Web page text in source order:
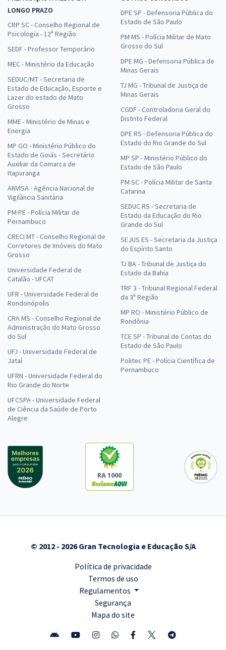
LONGO PRAZO
CRP SC - Conselho Regional de
Psicologia - 12ª Região
SEDF - Professor Temporário
MEC - Ministério da Educação
SEDUC/MT - Secretaria de
Estado de Educação, Esporte e
Lazer do estado de Mato
Grosso
MME - Ministério de Minas e
Energia
MP GO - Ministério Público do
Estado de Goiás - Secretário
Auxiliar da Comarca de
Itapuranga
ANVISA - Agência Nacional de
Vigilância Sanitária
PM PE - Polícia Militar de
Pernambuco
CRECI MT - Conselho Regional de
Corretores de Imóveis do Mato
Grosso
Universidade Federal de
Catalão - UFCAT
UFR - Universidade Federal de
Rondonópolis
CRA MS - Conselho Regional de
Administração do Mato Grosso
do Sul
UFJ - Universidade Federal de
Jataí
UFRN - Universidade Federal do
Rio Grande do Norte
UFCSPA - Universidade Federal
de Ciência da Saúde de Porto
Alegre
DPE SP - Defensoria Pública do
Estado de São Paulo
PM MS - Polícia Militar de Mato
Grosso do Sul
DPE MG - Defensoria Pública de
Minas Gerais
TJ MG - Tribunal de Justiça de
Minas Gerais
CGDF - Controladoria Geral do
Distrito Federal
DPE RS - Defensoria Pública do
Estado do Rio Grande do Sul
MP SP - Ministério Público do
Estado de São Paulo
PM SC - Polícia Militar de Santa
Catarina
SEDUC RS - Secretaria de
Estado da Educação do Rio
Grande do Sul
SEJUS ES - Secretaria da Justiça
do Espírito Santo
TJ BA - Tribunal de Justiça do
Estado da Bahia
TRF 3 - Tribunal Regional Federal
da 3ª Região
MP RO - Ministério Público de
Rondônia
TCE SP - Tribunal de Contas do
Estado de São Paulo
Politec PE - Polícia Científica de
Pernambuco
RA 1000
© 2012 - 2026 Gran Tecnologia e Educação S/A
Política de privacidade
Termos de uso
Regulamentos
Segurança
Mapa do site